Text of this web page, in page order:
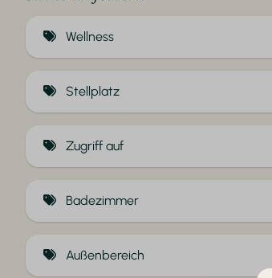
Wellness
Hottub (11)
Stellplatz
Zugriff auf
Badezimmer
Außenbereich